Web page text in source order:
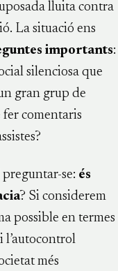
lluita contra
La situació ens
importants:
silenciosa que
gran grup de
fer comentaris
preguntar-se: és
? Si considerem
possible en termes
l’autocontrol
més